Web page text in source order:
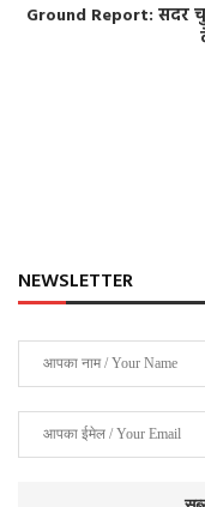
Ground Report: सदर
NEWSLETTER